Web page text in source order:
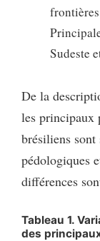
Sudeste
De la
les principaux
brésiliens sont
pédologiques
différences
Tableau 1.
des